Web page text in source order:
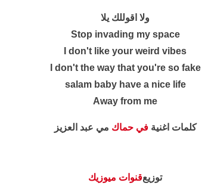
ولا اقوللك يلا
Stop invading my space
I don't like your weird vibes
I don't the way that you're so fake
salam baby have a nice life
Away from me
كلمات اغنيةفي حماك مي عبد العزيز
توزيعقنوات ميوزيك